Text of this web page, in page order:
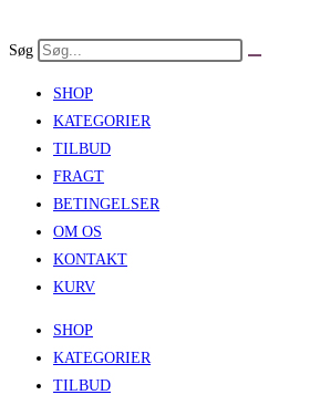
to
Søg
SHOP
KATEGORIER
TILBUD
FRAGT
BETINGELSER
OM OS
KONTAKT
KURV
SHOP
KATEGORIER
TILBUD